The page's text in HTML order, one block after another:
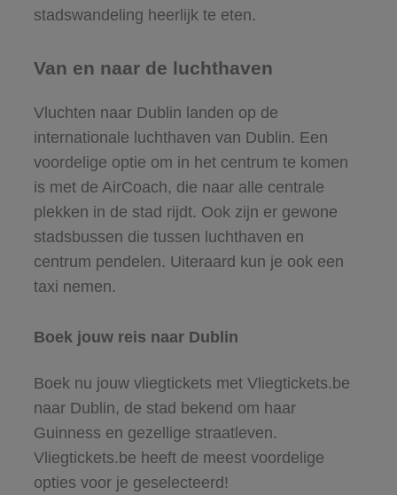
stadswandeling heerlijk te eten.
Van en naar de luchthaven
Vluchten naar Dublin landen op de
internationale luchthaven van Dublin. Een
voordelige optie om in het centrum te komen
is met de AirCoach, die naar alle centrale
plekken in de stad rijdt. Ook zijn er gewone
stadsbussen die tussen luchthaven en
centrum pendelen. Uiteraard kun je ook een
taxi nemen.
Boek jouw reis naar Dublin
Boek nu jouw vliegtickets met Vliegtickets.be
naar Dublin, de stad bekend om haar
Guinness en gezellige straatleven.
Vliegtickets.be heeft de meest voordelige
opties voor je geselecteerd!